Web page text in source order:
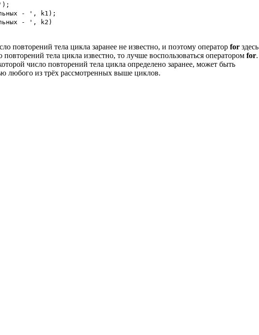
- ', k1);
- ', k2)
повторений тела цикла заранее не известно, и поэтому оператор for здесь
тела цикла известно, то лучше воспользоваться оператором for.
число повторений тела цикла определено заранее, может быть
любого из трёх рассмотренных выше циклов.